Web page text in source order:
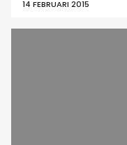
14 FEBRUARI 2015